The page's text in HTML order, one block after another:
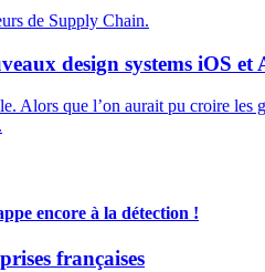
de Supply Chain.
design systems iOS
Alors que l’on aurait pu croire
encore à la détection !
françaises